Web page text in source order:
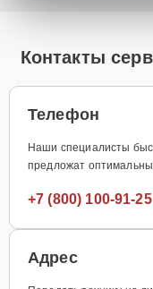
Контакты
Телефон
Наши специалисты
предложат
+7 (800) 100-91-25
Адрес